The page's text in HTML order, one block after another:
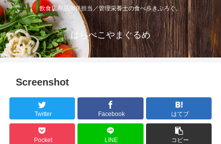
飲食店商品開発担当／管理栄養士の食べ歩きぶろぐ。
はらぺこやまぐるめ
Screenshot
Twitter Facebook はてブ
Pocket LINE コピー